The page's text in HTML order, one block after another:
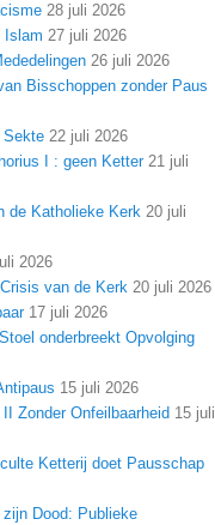
28 juli 2026
Islam 27 juli 2026
26 juli 2026
Bisschoppen zonder Paus
Sekte 22 juli 2026
I : geen Ketter 21 juli
de Katholieke Kerk 20 juli
2026
van de Kerk 20 juli 2026
17 juli 2026
onderbreekt Opvolging
15 juli 2026
Zonder Onfeilbaarheid 15 juli
Ketterij doet Pausschap
Dood: Publieke